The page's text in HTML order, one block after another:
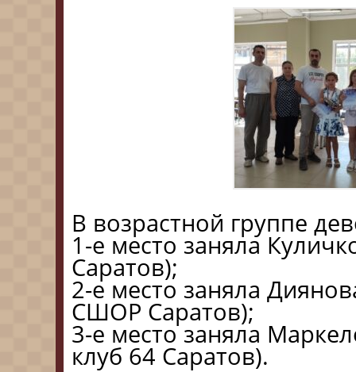
В возрастной группе
1-е место заняла
Саратов);
2-е место заняла
СШОР Саратов);
3-е место заняла
клуб 64 Саратов).